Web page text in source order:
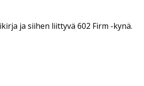
ja siihen liittyvä 602 Firm -kynä.